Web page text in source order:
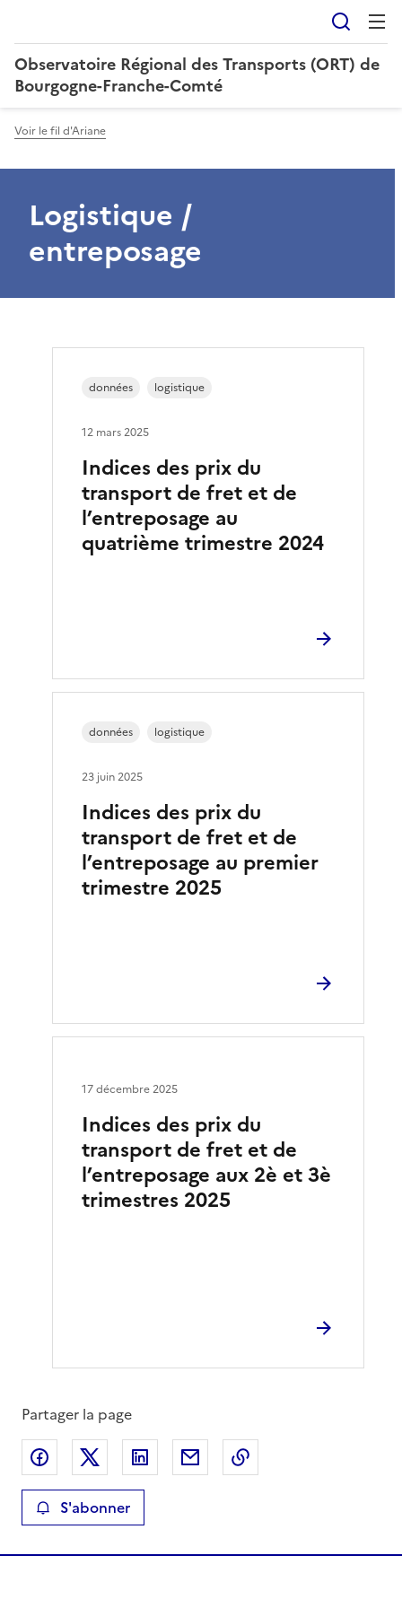
Observatoire Régional des Transports (ORT) de
Bourgogne-Franche-Comté
Voir le fil d'Ariane
Logistique /
entreposage
Indices des prix du
transport de fret et de
l’entreposage au
quatrième trimestre 2024
données logistique
12 mars 2025
Indices des prix du
transport de fret et de
l’entreposage au premier
trimestre 2025
données logistique
23 juin 2025
Indices des prix du
transport de fret et de
l’entreposage aux 2è et 3è
trimestres 2025
17 décembre 2025
Partager la page
Partager sur Facebook
Partager sur XPartager sur LinkedIn
Partager par email
S'abonner